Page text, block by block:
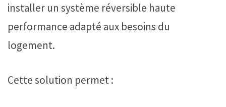
installer un système réversible haute
performance adapté aux besoins du
logement.
Cette solution permet :